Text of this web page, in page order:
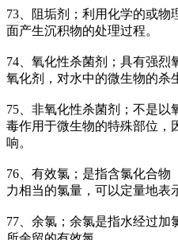
73、阻垢剂；利用化学的或
面产生沉积物的处理过程。
74、氧化性杀菌剂；具有强烈
氧化剂，对水中的微生物的杀
75、非氧化性杀菌剂；不是
毒作用于微生物的特殊部位，
响。
76、有效氯；是指含氯化合
力相当的氯量，可以定量地表
77、余氯；余氯是指水经过加